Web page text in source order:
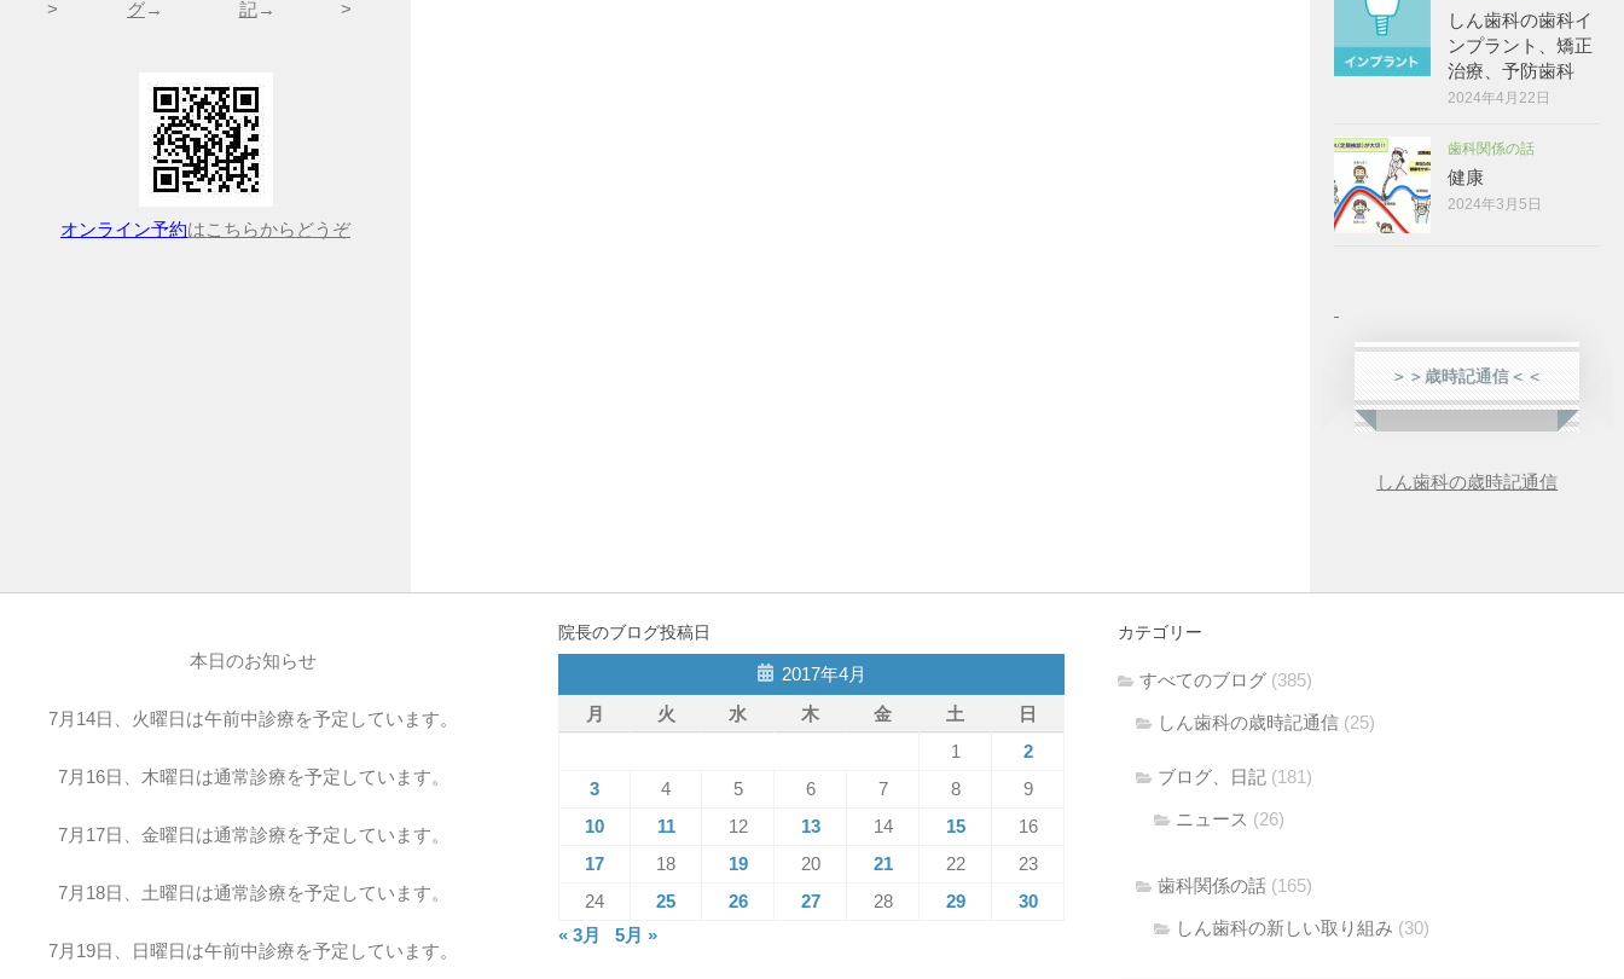
>
グ→
記→
>
オンライン予約はこちらからどうぞ
しん歯科の歯科イ
ンプラント、矯正
治療、予防歯科
2024年4月22日
歯科関係の話
健康
2024年3月5日
＞＞歳時記通信＜＜
しん歯科の歳時記通信
本日のお知らせ
7月14日、火曜日は午前中診療を予定しています。
7月16日、木曜日は通常診療を予定しています。
7月17日、金曜日は通常診療を予定しています。
7月18日、土曜日は通常診療を予定しています。
7月19日、日曜日は午前中診療を予定しています。
院長のブログ投稿日
2017年4月
月
火 水 木 金 土
日
1
2
3
4 5 6 7 8
9
10
11 12 13 14 15
16
17
18 19 20 21 22
23
24
25 26 27 28 29
30
« 3月
5月 »
カテゴリー
すべてのブログ(385)
しん歯科の歳時記通信(25)
ブログ、日記(181)
ニュース (26)
歯科関係の話(165)
しん歯科の新しい取り組み (30)